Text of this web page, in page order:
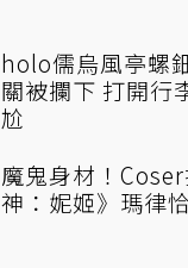
holo儒烏風亭螺
關被攔下 打開行
尬
魔鬼身材！
神：妮姬》瑪律